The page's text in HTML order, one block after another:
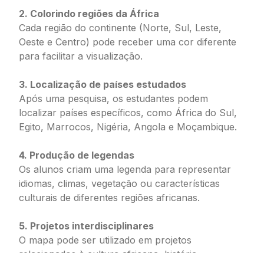
2. Colorindo regiões da África
Cada região do continente (Norte, Sul, Leste,
Oeste e Centro) pode receber uma cor diferente
para facilitar a visualização.
3. Localização de países estudados
Após uma pesquisa, os estudantes podem
localizar países específicos, como África do Sul,
Egito, Marrocos, Nigéria, Angola e Moçambique.
4. Produção de legendas
Os alunos criam uma legenda para representar
idiomas, climas, vegetação ou características
culturais de diferentes regiões africanas.
5. Projetos interdisciplinares
O mapa pode ser utilizado em projetos